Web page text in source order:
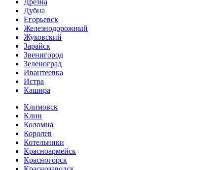
Дубна
Егорьевск
Железнодорожный
Жуковский
Зарайск
Звенигород
Зеленоград
Ивантеевка
Истра
Кашира
Климовск
Клин
Коломна
Королев
Котельники
Красноармейск
Красногорск